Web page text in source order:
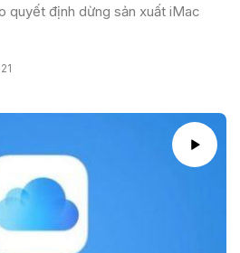
quyết định dừng sản xuất iMac